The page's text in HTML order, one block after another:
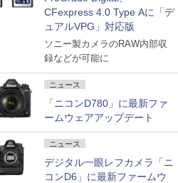
CFexpress 4.0 Type Aに「デ
ュアルVPG」対応版
ソニー製カメラのRAW内部収
録などが可能に
ニュース
「ニコンD780」に最新ファ
ームウェアアップデート
ニュース
デジタル一眼レフカメラ「ニ
コンD6」に最新ファームウ